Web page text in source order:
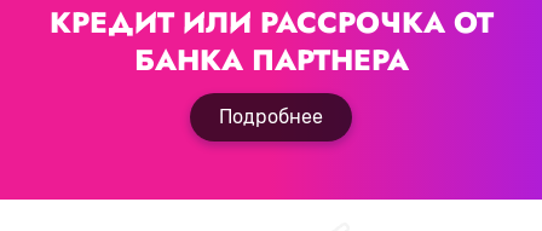
КРЕДИТ ИЛИ РАССРОЧКА ОТ
БАНКА ПАРТНЕРА
Подробнее